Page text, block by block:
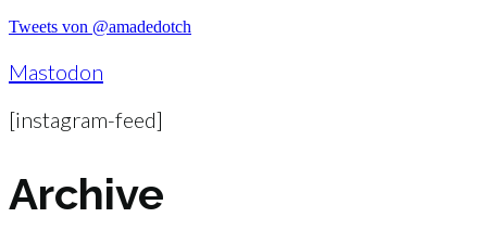
Tweets von @amadedotch
Mastodon
[instagram-feed]
Archive